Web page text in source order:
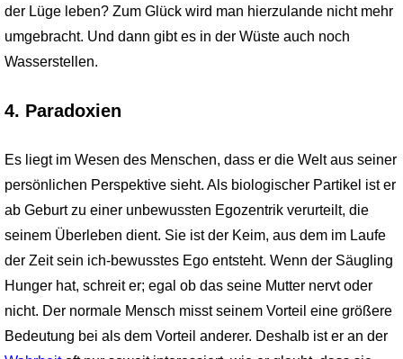
der Lüge leben? Zum Glück wird man hierzulande nicht mehr
umgebracht. Und dann gibt es in der Wüste auch noch
Wasserstellen.
4. Paradoxien
Es liegt im Wesen des Menschen, dass er die Welt aus seiner
persönlichen Perspektive sieht. Als biologischer Partikel ist er
ab Geburt zu einer unbewussten Egozentrik verurteilt, die
seinem Überleben dient. Sie ist der Keim, aus dem im Laufe
der Zeit sein ich-bewusstes Ego entsteht. Wenn der Säugling
Hunger hat, schreit er; egal ob das seine Mutter nervt oder
nicht. Der normale Mensch misst seinem Vorteil eine größere
Bedeutung bei als dem Vorteil anderer. Deshalb ist er an der